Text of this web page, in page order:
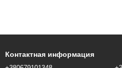
Контактная информация